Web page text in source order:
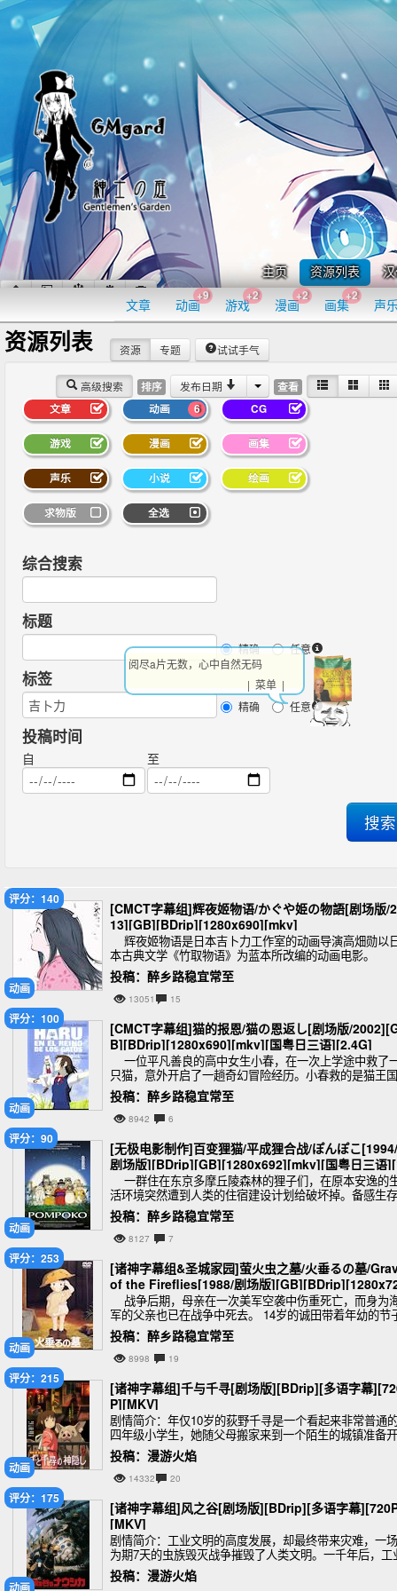
主页 资源列表
文章 动画
+9
游戏
+2
漫画
+2
画集
+2
声
资源列表
高级搜索 排序 发布日期 查看
资源 专题 试试手气
文章 6
动画 CG
游戏 漫画 画集
声乐 小说 绘画
求物版 全选
综合搜索
标题
精确 任意
标签
精确 任意
投稿时间
自 至
动画
评分：140
[CMCT字幕组]辉夜姬物语/かぐや姫の物語[剧场版/
13][GB][BDrip][1280x690][mkv]
辉夜姬物语是日本吉卜力工作室的动画导演高畑勋以
本古典文学《竹取物语》为蓝本所改编的动画电影。
投稿：醉乡路稳宜常至
13051 15
动画
评分：100
[CMCT字幕组]猫的报恩/猫の恩返し[剧场版/
B][BDrip][1280x690][mkv][国粤日三语][2.4G]
一位平凡善良的高中女生小春，在一次上学途中救了
只猫，意外开启了一趟奇幻冒险经历。小春救的是猫王国
的王子，“猫之国度”的猫国王为了报答她，
投稿：醉乡路稳宜常至
8942 6
动画
评分：90
[无极电影制作]百变狸猫/平成狸合战/ぽんぽこ[1994/
剧场版][BDrip][GB][1280x692][mkv][国粤日三语
28G]
一群住在东京多摩丘陵森林的狸子们，在原本安逸的
活环境突然遭到人类的住宿建设计划给破坏掉。备感生存
危机的狸子们为了自保；决定重新练起古时狸子们所留下
的变身术，并派遣两名使者
投稿：醉乡路稳宜常至
8127 7
动画
评分：253
[诸神字幕组&圣城家园]萤火虫之墓/火垂るの墓/
of the Fireflies[1988/剧场版
0][mkv]
战争后期，母亲在一次美军空袭中伤重死亡，而身为
军的父亲也已在战争中死去。 14岁的诚田带着年幼的节
寄居在阿姨家。 但一段时间后被阿姨视为累赘，整日对
妹俩冷言冷语，于是
投稿：醉乡路稳宜常至
8998 19
动画
评分：215
[诸神字幕组]千与千寻[剧场版][BDrip][多语字幕
P][MKV]
剧情简介：年仅10岁的荻野千寻是一个看起来非常普通
四年级小学生，她随父母搬家来到一个陌生的城镇准备开
始一个全新的生活。
投稿：漫游火焰
14332 20
动画
评分：175
[诸神字幕组]风之谷[剧场版][BDrip][多语字幕
[MKV]
剧情简介：工业文明的高度发展，却最终带来灾难，一场
为期7天的虫族毁灭战争摧毁了人类文明。一千年后，工
文明遗留下来的症结仍在困扰这个星球。带有强烈毒性的
植物组成了令人望而却步的“腐海&rd
投稿：漫游火焰
阅尽a片无数，心中自然无码
| 菜单 |